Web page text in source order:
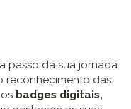
passo da sua jornada
reconhecimento das
badges digitais,